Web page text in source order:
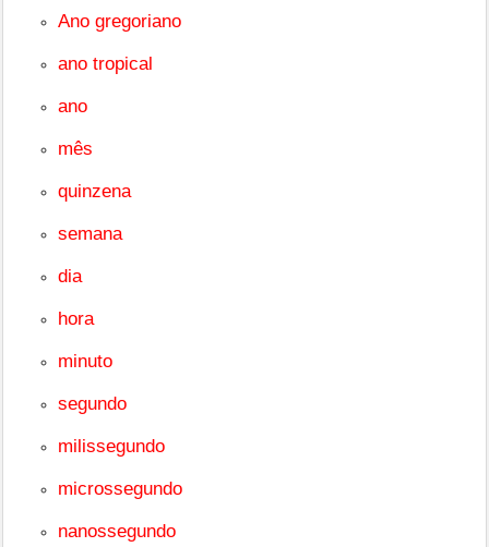
Ano gregoriano
ano tropical
ano
mês
quinzena
semana
dia
hora
minuto
segundo
milissegundo
microssegundo
nanossegundo